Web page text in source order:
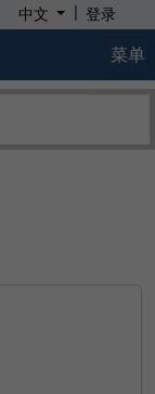
中文 | 登录
菜单